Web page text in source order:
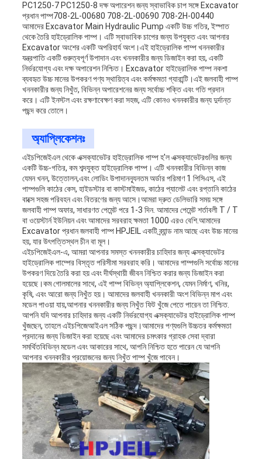
PC1250-7 PC1250-8 দক্ষ অপারেশন জন্য স্বাভাবিক চাপ সঙ্গে Excavator
প্রধান পাম্প708-2L-00680 708-2L-00690 708-2H-00440
আমাদের Excavator Main Hydraulic Pump একটি উচ্চ গতির, ইস্পাত
থেকে তৈরি হাইড্রোলিক পাম্প। এটি স্বাভাবিক চাপের জন্য উপযুক্ত এবং আপনার
Excavator অংশের একটি অপরিহার্য অংশ।এই হাইড্রোলিক পাম্প খননকারীর
যন্ত্রপাতি একটি গুরুত্বপূর্ণ উপাদান এবং খননকারীর জন্য ডিজাইন করা হয়, একটি
নির্ভরযোগ্য এবং দক্ষ অপারেশন নিশ্চিত। Excavator হাইড্রোলিক পাম্প নকশা
ব্যবহৃত উচ্চ মানের উপকরণ পণ্য স্থায়িত্ব এবং কর্মক্ষমতা গ্যারান্টি।এই জলবাহী পাম্প
খননকারীর জন্য নিখুঁত, বিভিন্ন অপারেশনের জন্য সর্বোচ্চ শক্তি এবং গতি প্রদান
করে। এটি ইনস্টল এবং রক্ষণাবেক্ষণ করা সহজ, এটি কোনও খননকারীর জন্য দুর্দান্ত
পছন্দ করে তোলে।
অ্যাপ্লিকেশনঃ
এইচপিজেইএল থেকে এক্সক্যাভেটর হাইড্রোলিক পাম্প হ'ল এক্সক্যাভেটরগুলির জন্য
একটি উচ্চ-গতির, কম শব্দযুক্ত হাইড্রোলিক পাম্প। এটি খননকারীর বিভিন্ন কাজ
যেমন খনন, উত্তোলন,এবং লোডিং উপাদানন্যূনতম অর্ডার পরিমাণ 1 পিসিএস, এই
পাম্পগুলি কাঠের কেস, হাইডস্টার বা কাস্টমাইজড, কাঠের প্যালেট এবং রপ্তানি কাঠের
বাক্সে সহজ পরিবহন এবং বিতরণের জন্য আসে।আমরা দ্রুত ডেলিভারি সময় সঙ্গে
জলবাহী পাম্প অফার, সাধারণত পেমেন্ট পরে 1-3 দিন. আমাদের পেমেন্ট শর্তাবলী T / T
বা ওয়েস্টার্ন ইউনিয়ন এবং আমাদের সরবরাহ ক্ষমতা 1000 এরও বেশি.আমাদের
Excavator প্রধান জলবাহী পাম্প HPJEIL একটি ব্র্যান্ড নাম আছে এবং উচ্চ মানের
হয়, যার উৎপত্তিস্থল চীন বা মূল।
এইচপিজেইএল-এ, আমরা আপনার সমস্ত খননকারীর চাহিদার জন্য এক্সক্যাভেটর
হাইড্রোলিক পাম্পের বিস্তৃত পরিসীমা সরবরাহ করি। আমাদের পাম্পগুলি সর্বোচ্চ মানের
উপকরণ দিয়ে তৈরি করা হয় এবং দীর্ঘস্থায়ী জীবন নিশ্চিত করার জন্য ডিজাইন করা
হয়েছে।কম গোলমালের সাথে, এই পাম্প বিভিন্ন অ্যাপ্লিকেশন, যেমন নির্মাণ, খনির,
কৃষি, এবং আরো জন্য নিখুঁত হয়। আমাদের জলবাহী খননকারী অংশ বিভিন্ন মাপ এবং
মডেল পাওয়া যায়,আপনার খননকারীর জন্য নিখুঁত ফিট খুঁজে পেতে পারেন তা নিশ্চিত.
আপনি যদি আপনার চাহিদার জন্য একটি নির্ভরযোগ্য এক্সক্যাভেটর হাইড্রোলিক পাম্প
খুঁজছেন, তাহলে এইচপিজেআইএল সঠিক পছন্দ।আমাদের পণ্যগুলি উচ্চতর কর্মক্ষমতা
প্রদানের জন্য ডিজাইন করা হয়েছে এবং আমাদের চমৎকার গ্রাহক সেবা দ্বারা
সমর্থিতবিভিন্ন মডেল এবং আকারের সাথে, আপনি নিশ্চিত হতে পারেন যে আপনি
আপনার খননকারীর প্রয়োজনের জন্য নিখুঁত পাম্প খুঁজে পাবেন।